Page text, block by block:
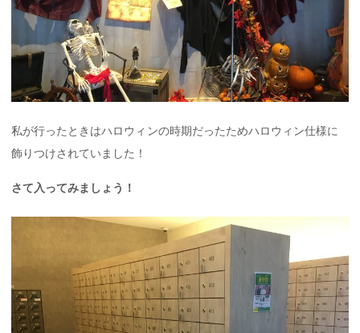
私が行ったときはハロウィンの時期だったためハロウィン仕様に
飾りつけされていました！
さて入ってみましょう！